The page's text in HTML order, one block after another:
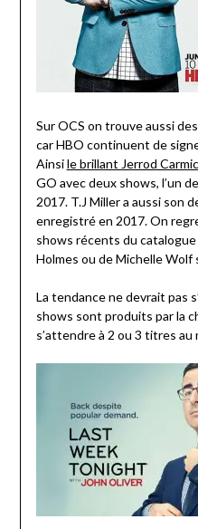
Sur OCS on trouve aussi
car HBO continuent de
Ainsile brillant Jerrod
GO avec deux shows, l’un
2017. T.J Miller a aussi son
enregistré en 2017. On
shows récents du
Holmes ou de Michelle
La tendance ne devrait pas
shows sont produits par la
s’attendre à 2 ou 3 titres au